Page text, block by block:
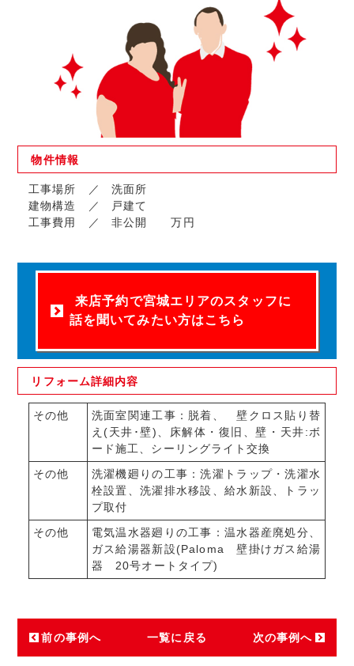
物件情報
工事場所
洗面所
建物構造
戸建て
工事費用
非公開 万円
来店予約で宮城エリアのスタッフに
話を聞いてみたい方はこちら
リフォーム詳細内容
その他
洗面室関連工事：脱着、 壁クロス貼り替
え(天井･壁)、床解体・復旧、壁・天井:ボ
ード施工、シーリングライト交換
その他
洗濯機廻りの工事：洗濯トラップ・洗濯水
栓設置、洗濯排水移設、給水新設、トラッ
プ取付
その他
電気温水器廻りの工事：温水器産廃処分、
ガス給湯器新設(Paloma 壁掛けガス給湯
器 20号オートタイプ)
前の事例へ 一覧に戻る 次の事例へ